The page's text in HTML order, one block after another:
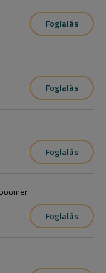
Foglalás
Foglalás
Foglalás
Foglalás